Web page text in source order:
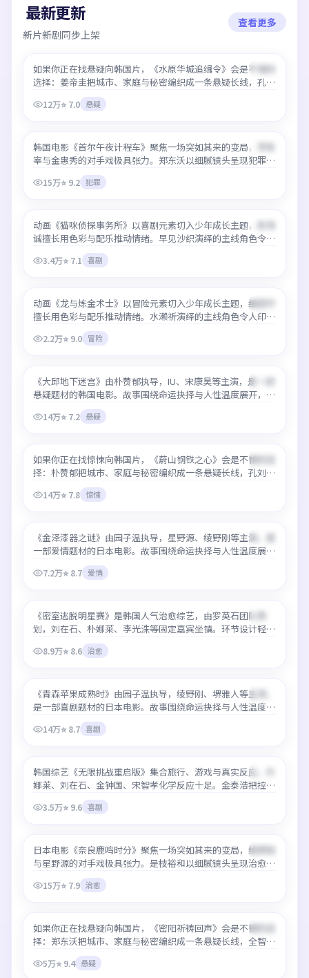
最新更新
新片新剧同步上架
查看更多
最新
水原华城追缉令
如果你正在找悬疑向韩国片，《水原华城追缉令》会是不错的
选择：姜帝圭把城市、家庭与秘密编织成一条悬疑长线，孔
线服务，热门时段也能保持清晰码率。
12万⭐7.0 悬疑
最新
韩国电影《首尔午夜计程车》聚焦一场突如其来的变局，李政
宰与金惠秀的对手戏极具张力。郑东沃以细腻镜头呈现犯罪类
需等待更新。
15万⭐9.2 犯罪
最新
动画《猫咪侦探事务所》以喜剧元素切入少年成长主题，新海
诚擅长用色彩与配乐推动情绪。早见沙织演绎的主线角色令人
快。3.4万⭐7.1 喜剧
最新 24:17
动画《龙与炼金术士》以冒险元素切入少年成长主题，细田守
擅长用色彩与配乐推动情绪。水濑祈演绎的主线角色令人印象
2.2万⭐9.0 冒险
最新
《大邱地下迷宫》由朴赞郁执导，IU、宋康昊等主演，是一部
悬疑题材的韩国电影。故事围绕命运抉择与人性温度展开，节
文字幕完整，适合深夜一口气看完。
14万⭐7.2 悬疑
最新
如果你正在找惊悚向韩国片，《蔚山钢铁之心》会是不错的选
择：朴赞郁把城市、家庭与秘密编织成一条悬疑长线，孔刘、
务，热门时段也能保持清晰码率。
14万⭐7.8 惊悚
最新
《金泽漆器之谜》由园子温执导，星野源、绫野刚等主演，是
一部爱情题材的日本电影。故事围绕命运抉择与人性温度展
定、中文字幕完整，适合深夜一口气看完。
7.2万⭐8.7 爱情
最新
《密室逃脱明星赛》是韩国人气治愈综艺，由罗英石团队策
划，刘在石、朴娜莱、李光洙等固定嘉宾坐镇。环节设计轻松
期回顾也可随时点开。
8.9万⭐8.6 治愈
最新
《青森苹果成熟时》由园子温执导，绫野刚、堺雅人等主演，
是一部喜剧题材的日本电影。故事围绕命运抉择与人性温度展
定、中文字幕完整，适合深夜一口气看完。
14万⭐8.7 喜剧
最新
韩国综艺《无限挑战重启版》集合旅行、游戏与真实反应，朴
娜莱、刘在石、金钟国、宋智孝化学反应十足。金泰浩把控节
化，适合移动端观看。
3.5万⭐9.6 喜剧
最新
日本电影《奈良鹿鸣时分》聚焦一场突如其来的变局，绫野刚
与星野源的对手戏极具张力。是枝裕和以细腻镜头呈现治愈类
需等待更新。
15万⭐7.9 治愈
最新
如果你正在找悬疑向韩国片，《密阳祈祷回声》会是不错的选
择：郑东沃把城市、家庭与秘密编织成一条悬疑长线，全智
清在线服务，热门时段也能保持清晰码率。
5万⭐9.4 悬疑